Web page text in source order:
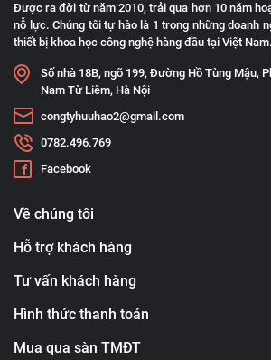
Được ra đời từ năm 2010, trải qua hơn 10 năm
nỗ lực. Chúng tôi tự hào là 1 trong những doanh
thiết bị khoa học công nghệ hàng đầu tại Việt Nam.
Số nhà 18B, ngõ 199, Đường Hồ Tùng Mậu,
Nam Từ Liêm, Hà Nội
congtyhuuhao2@gmail.com
0782.496.769
Facebook
Về chúng tôi
Hỗ trợ khách hàng
Tư vấn khách hàng
Hình thức thanh toán
Mua qua sàn TMĐT